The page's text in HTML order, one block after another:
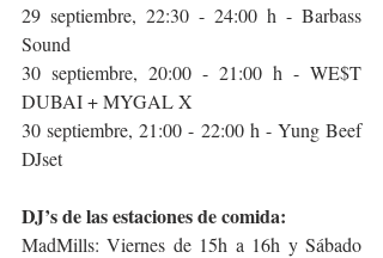
29 septiembre, 22:30 - 24:00 h - Barbass
Sound
30 septiembre, 20:00 - 21:00 h - WE$T
DUBAI + MYGAL X
30 septiembre, 21:00 - 22:00 h - Yung Beef
DJset
DJ’s de las estaciones de comida:
MadMills: Viernes de 15h a 16h y Sábado